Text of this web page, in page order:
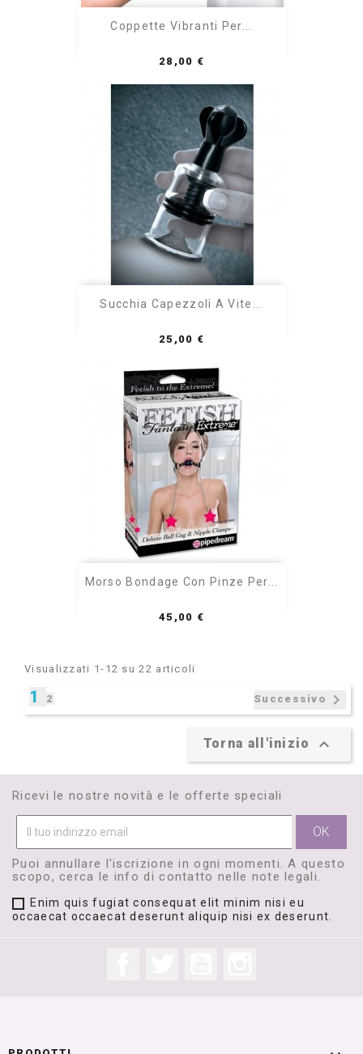
Coppette Vibranti Per...
Prezzo
28,00 €
Succhia Capezzoli A Vite...
Prezzo
25,00 €
Morso Bondage Con Pinze Per...
Prezzo
45,00 €
Visualizzati 1-12 su 22 articoli
1 2 Successivo 
Torna all'inizio 
Ricevi le nostre novità e le offerte speciali
Puoi annullare l'iscrizione in ogni momenti. A questo
scopo, cerca le info di contatto nelle note legali.
Enim quis fugiat consequat elit minim nisi eu
occaecat occaecat deserunt aliquip nisi ex deserunt.
FacebookTwitter